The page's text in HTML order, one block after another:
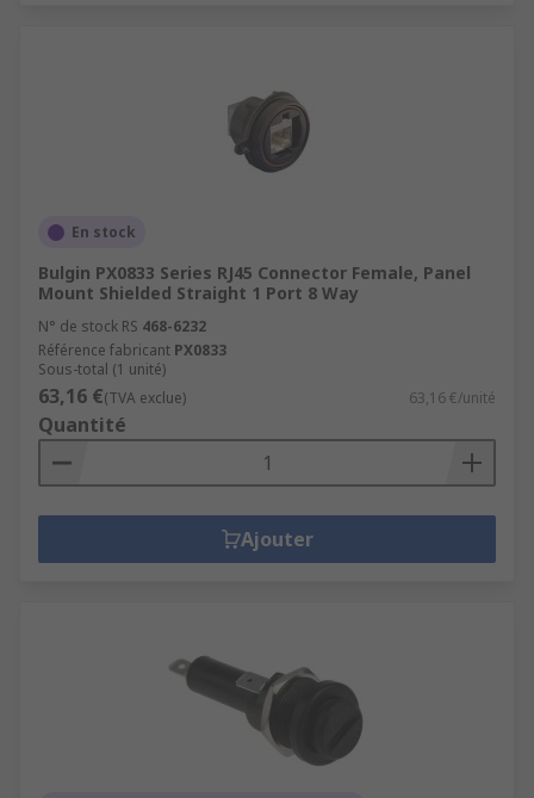
En stock
Bulgin PX0833 Series RJ45 Connector Female, Panel
Mount Shielded Straight 1 Port 8 Way
N° de stock RS 468-6232
Référence fabricant PX0833
Sous-total (1 unité)
63,16 €(TVA exclue) 63,16 €/unité
Quantité
Ajouter